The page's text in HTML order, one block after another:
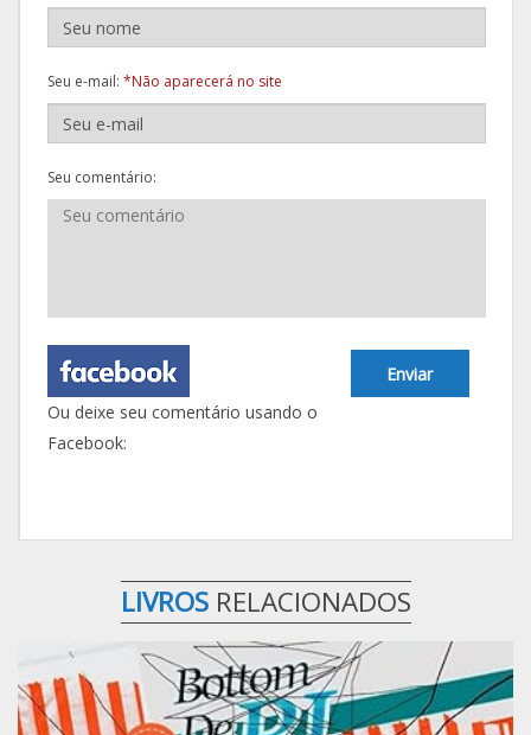
Seu e-mail: *Não aparecerá no site
Seu comentário:
Enviar
Ou deixe seu comentário usando o
Facebook:
LIVROS RELACIONADOS